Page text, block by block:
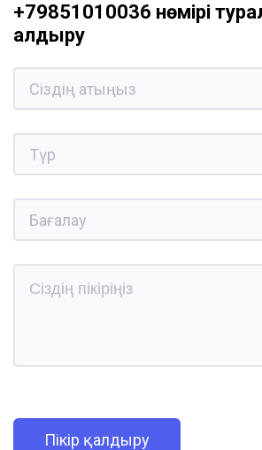
+79851010036 нөмірі
қалдыру
Пікір қалдыру